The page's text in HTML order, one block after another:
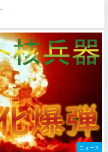
ニュース